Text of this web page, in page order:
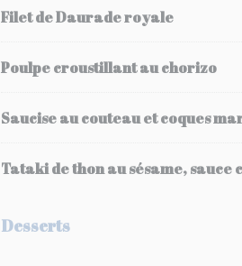
Filet de Daurade royale
Poulpe croustillant au chorizo
Saucise au couteau et coques
Tataki de thon au sésame,
Desserts